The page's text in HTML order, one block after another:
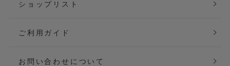
ショップリスト
ご利用ガイド
お問い合わせについて